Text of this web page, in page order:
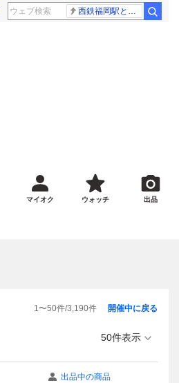
西鉄福岡駅と薬院駅の構内で不適切音声
マイオク ウォッチ 出品
1〜50件/3,190件 開催中に戻る
50件表示
出品中の商品